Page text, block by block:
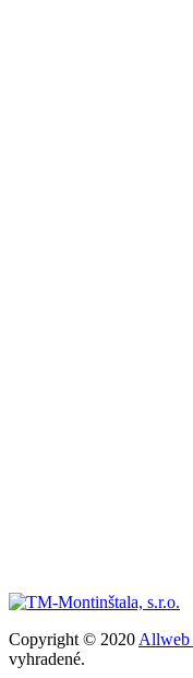
Copyright © 2020 Allweb
vyhradené.